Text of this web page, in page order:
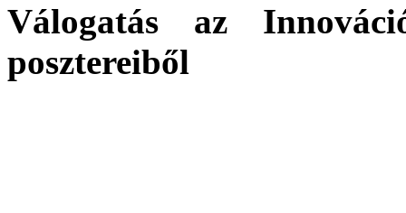
Válogatás az
posztereiből